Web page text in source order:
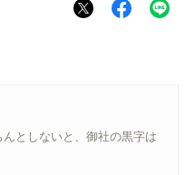
としないと、御社の黒字は